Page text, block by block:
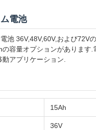
電池
池 36V,48V,60V,および72V
容量オプションがあります.
アプリケーション.
15Ah
36V